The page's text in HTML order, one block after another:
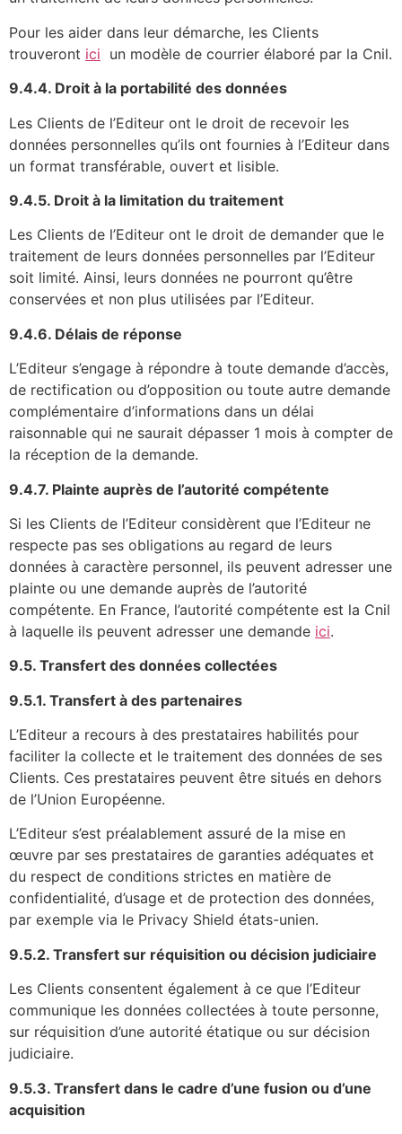
Pour les aider dans leur démarche, les Clients
trouveront ici un modèle de courrier élaboré par la Cnil.
9.4.4. Droit à la portabilité des données
Les Clients de l’Editeur ont le droit de recevoir les
données personnelles qu’ils ont fournies à l’Editeur dans
un format transférable, ouvert et lisible.
9.4.5. Droit à la limitation du traitement
Les Clients de l’Editeur ont le droit de demander que le
traitement de leurs données personnelles par l’Editeur
soit limité. Ainsi, leurs données ne pourront qu’être
conservées et non plus utilisées par l’Editeur.
9.4.6. Délais de réponse
L’Editeur s’engage à répondre à toute demande d’accès,
de rectification ou d’opposition ou toute autre demande
complémentaire d’informations dans un délai
raisonnable qui ne saurait dépasser 1 mois à compter de
la réception de la demande.
9.4.7. Plainte auprès de l’autorité compétente
Si les Clients de l’Editeur considèrent que l’Editeur ne
respecte pas ses obligations au regard de leurs
données à caractère personnel, ils peuvent adresser une
plainte ou une demande auprès de l’autorité
compétente. En France, l’autorité compétente est la Cnil
à laquelle ils peuvent adresser une demande ici.
9.5. Transfert des données collectées
9.5.1. Transfert à des partenaires
L’Editeur a recours à des prestataires habilités pour
faciliter la collecte et le traitement des données de ses
Clients. Ces prestataires peuvent être situés en dehors
de l’Union Européenne.
L’Editeur s’est préalablement assuré de la mise en
œuvre par ses prestataires de garanties adéquates et
du respect de conditions strictes en matière de
confidentialité, d’usage et de protection des données,
par exemple via le Privacy Shield états-unien.
9.5.2. Transfert sur réquisition ou décision judiciaire
Les Clients consentent également à ce que l’Editeur
communique les données collectées à toute personne,
sur réquisition d’une autorité étatique ou sur décision
judiciaire.
9.5.3. Transfert dans le cadre d’une fusion ou d’une
acquisition